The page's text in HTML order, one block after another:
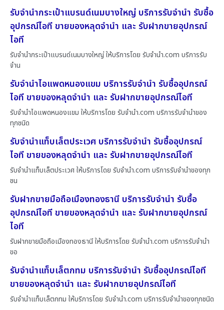
รับจำนำกระเป๋าแบรนด์เนมบางใหญ่ บริการรับจำนำ รับซื้อ
อุปกรณ์ไอที ขายของหลุดจำนำ และ รับฝากขายอุปกรณ์
ไอที
รับจำนำกระเป๋าแบรนด์เนมบางใหญ่ ให้บริการโดย รับจํานํา.com บริการรับ
จำน
รับจำนำไอแพดหนองแขม บริการรับจำนำ รับซื้ออุปกรณ์
ไอที ขายของหลุดจำนำ และ รับฝากขายอุปกรณ์ไอที
รับจำนำไอแพดหนองแขม ให้บริการโดย รับจํานํา.com บริการรับจำนำของ
ทุกชนิด
รับจำนำแท็บเล็ตประเวศ บริการรับจำนำ รับซื้ออุปกรณ์
ไอที ขายของหลุดจำนำ และ รับฝากขายอุปกรณ์ไอที
รับจำนำแท็บเล็ตประเวศ ให้บริการโดย รับจํานํา.com บริการรับจำนำของทุก
ชน
รับฝากขายมือถือเมืองทองธานี บริการรับจำนำ รับซื้อ
อุปกรณ์ไอที ขายของหลุดจำนำ และ รับฝากขายอุปกรณ์
ไอที
รับฝากขายมือถือเมืองทองธานี ให้บริการโดย รับจํานํา.com บริการรับจำนำ
ขอ
รับจำนำแท็บเล็ตกทม บริการรับจำนำ รับซื้ออุปกรณ์ไอที
ขายของหลุดจำนำ และ รับฝากขายอุปกรณ์ไอที
รับจำนำแท็บเล็ตกทม ให้บริการโดย รับจํานํา.com บริการรับจำนำของทุกชนิด